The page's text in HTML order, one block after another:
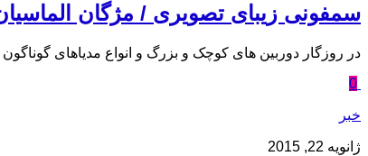
سمفونی زیبای تصویری / مژگان
در روزگار دوربین های کوچک و بزرگ و انواع مدیاهای
0
خبر
ژانویه 22, 2015